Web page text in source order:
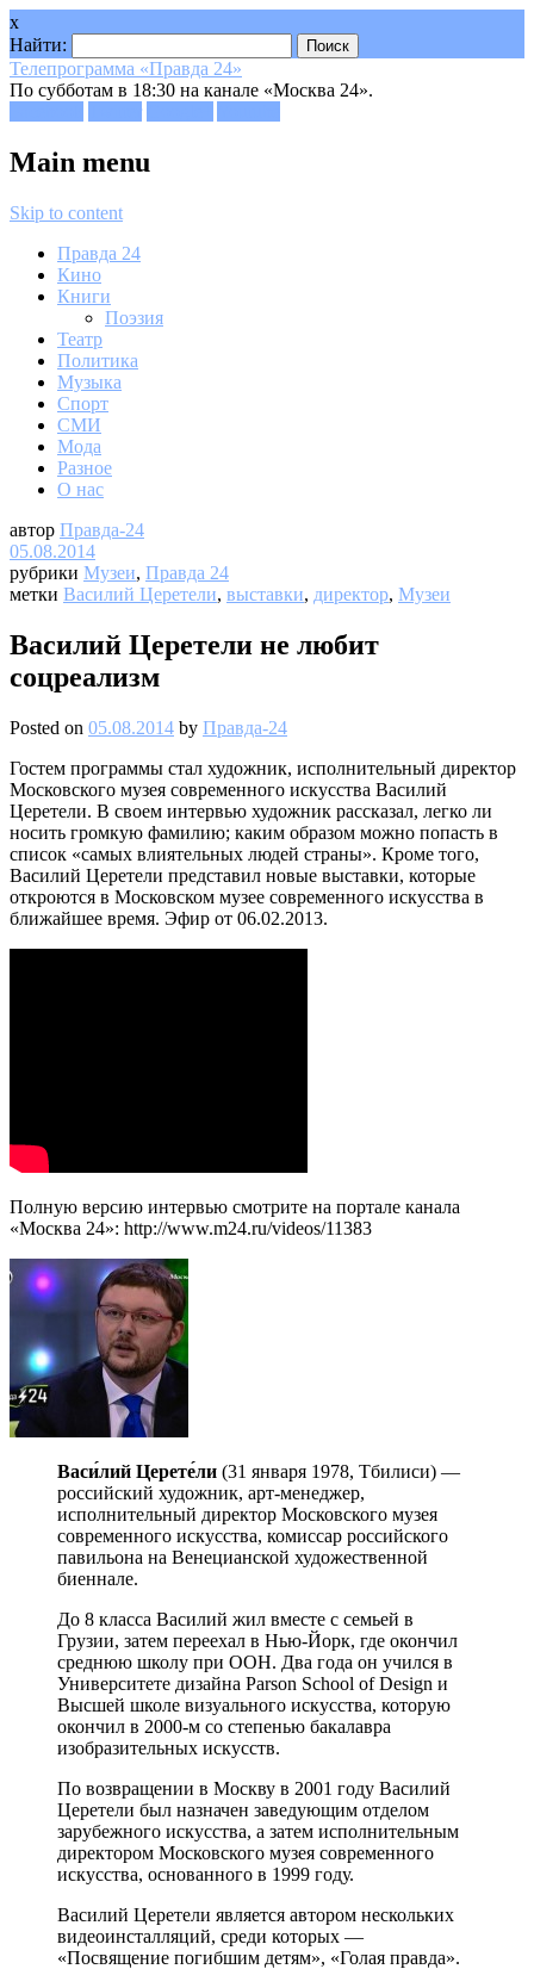
x
Найти:
Телепрограмма «Правда 24»
По субботам в 18:30 на канале «Москва 24».
Main menu
Skip to content
Правда 24
Кино
Книги
Поэзия
Театр
Политика
Музыка
Спорт
СМИ
Мода
Разное
О нас
автор Правда-24
05.08.2014
рубрики Музеи, Правда 24
метки Василий Церетели, выставки, директор, Музеи
Василий Церетели не любит
соцреализм
Posted on 05.08.2014 by Правда-24
Гостем программы стал художник, исполнительный директор
Московского музея современного искусства Василий
Церетели. В своем интервью художник рассказал, легко ли
носить громкую фамилию; каким образом можно попасть в
список «самых влиятельных людей страны». Кроме того,
Василий Церетели представил новые выставки, которые
откроются в Московском музее современного искусства в
ближайшее время. Эфир от 06.02.2013.
Полную версию интервью смотрите на портале канала
«Москва 24»: http://www.m24.ru/videos/11383
Васи́лий Церете́ли (31 января 1978, Тбилиси) —
российский художник, арт-менеджер,
исполнительный директор Московского музея
современного искусства, комиссар российского
павильона на Венецианской художественной
биеннале.
До 8 класса Василий жил вместе с семьей в
Грузии, затем переехал в Нью-Йорк, где окончил
среднюю школу при ООН. Два года он учился в
Университете дизайна Parson School of Design и
Высшей школе визуального искусства, которую
окончил в 2000-м со степенью бакалавра
изобразительных искусств.
По возвращении в Москву в 2001 году Василий
Церетели был назначен заведующим отделом
зарубежного искусства, а затем исполнительным
директором Московского музея современного
искусства, основанного в 1999 году.
Василий Церетели является автором нескольких
видеоинсталляций, среди которых —
«Посвящение погибшим детям», «Голая правда».